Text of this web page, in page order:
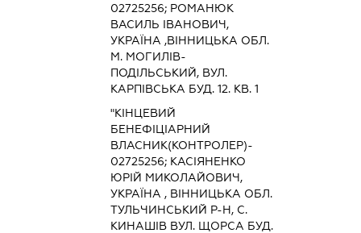
02725256; РОМАНЮК
ВАСИЛЬ ІВАНОВИЧ,
УКРАЇНА ,ВІННИЦЬКА ОБЛ.
М. МОГИЛІВ-
ПОДІЛЬСЬКИЙ, ВУЛ.
КАРПІВСЬКА БУД. 12. КВ. 1
"КІНЦЕВИЙ
БЕНЕФІЦІАРНИЙ
ВЛАСНИК(КОНТРОЛЕР)-
02725256; КАСІЯНЕНКО
ЮРІЙ МИКОЛАЙОВИЧ,
УКРАЇНА , ВІННИЦЬКА ОБЛ.
ТУЛЬЧИНСЬКИЙ Р-Н, С.
КИНАШІВ ВУЛ. ЩОРСА БУД.